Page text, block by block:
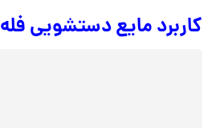
کاربرد مایع دستشویی فله